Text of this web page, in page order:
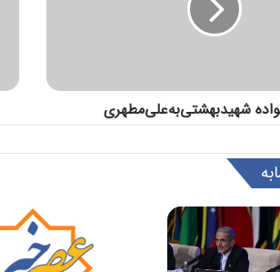
شهید‌بهشتی‌به‌علی‌مطهری‌